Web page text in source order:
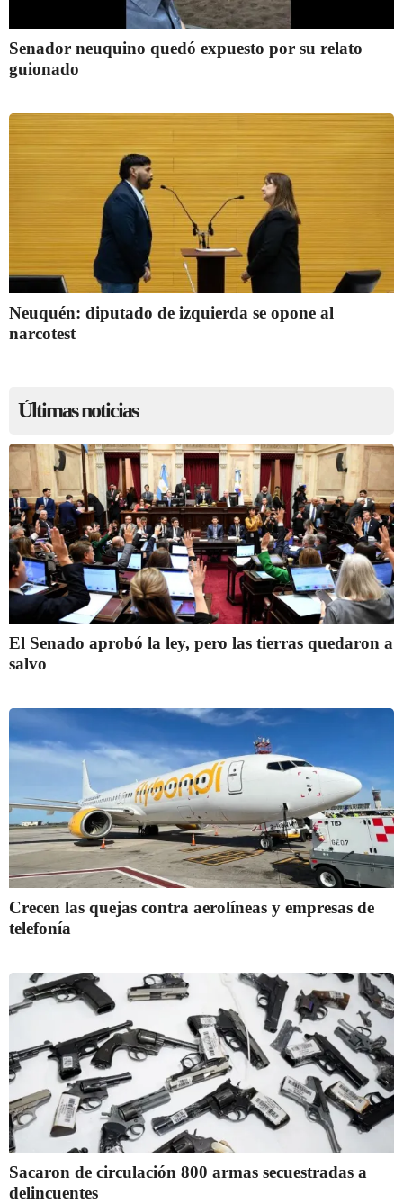
Senador neuquino quedó expuesto por su relato
guionado
Neuquén: diputado de izquierda se opone al
narcotest
Últimas noticias
El Senado aprobó la ley, pero las tierras quedaron a
salvo
Crecen las quejas contra aerolíneas y empresas de
telefonía
Sacaron de circulación 800 armas secuestradas a
delincuentes